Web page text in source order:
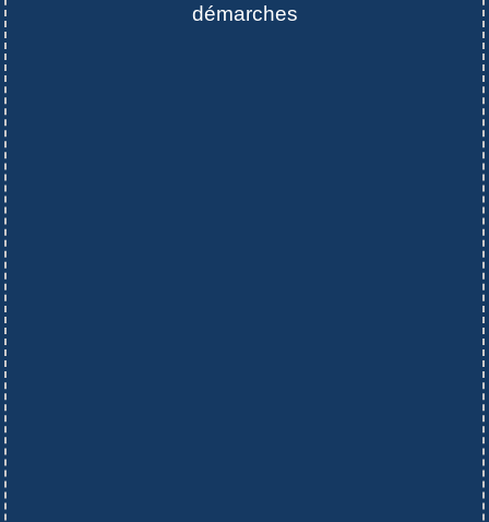
démarches